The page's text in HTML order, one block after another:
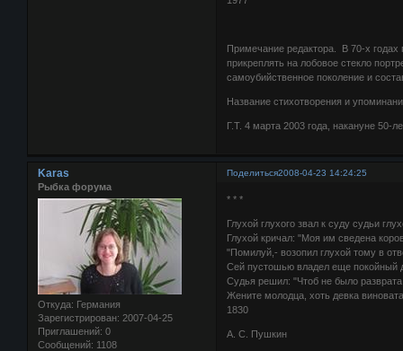
Примечание редактора. В 70-х годах
прикреплять на лобовое стекло
самоубийственное поколение и
Название стихотворения и
Г.Т. 4 марта 2003 года, накануне 50-
Поделиться2008-04-23 14:24:25
Karas
Рыбка форума
Откуда: Германия
Зарегистрирован: 2007-04-25
Приглашений: 0
Сообщений: 1108
* * *
Глухой глухого звал к суду судьи
Глухой кричал: "Моя им сведена
"Помилуй,- возопил глухой тому в
Сей пустошью владел еще покойный
Судья решил: "Чтоб не было
Жените молодца, хоть девка
1830
А. С. Пушкин